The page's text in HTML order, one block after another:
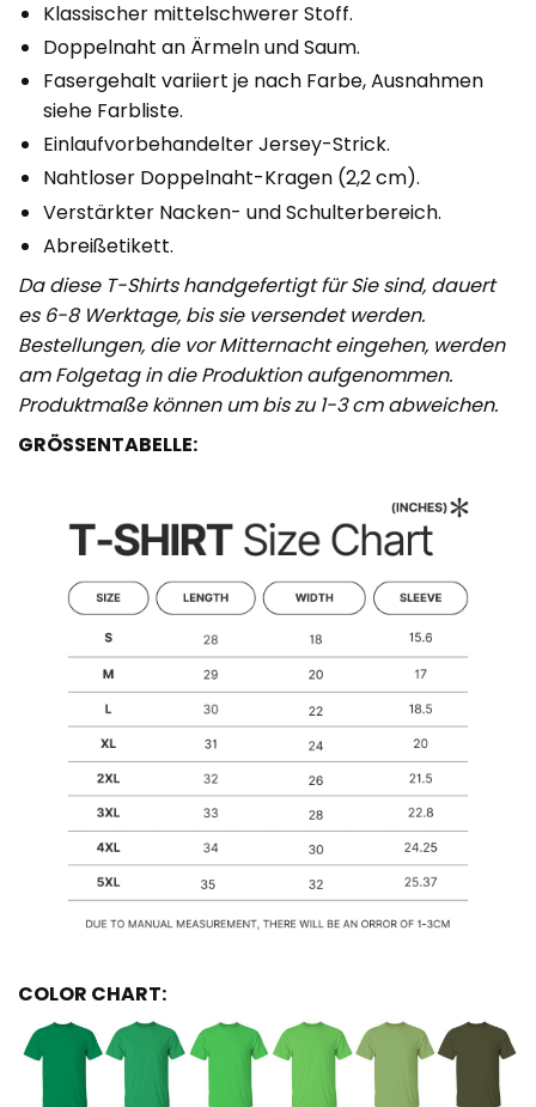
Klassischer mittelschwerer Stoff.
Doppelnaht an Ärmeln und Saum.
Fasergehalt variiert je nach Farbe, Ausnahmen
siehe Farbliste.
Einlaufvorbehandelter Jersey-Strick.
Nahtloser Doppelnaht-Kragen (2,2 cm).
Verstärkter Nacken- und Schulterbereich.
Abreißetikett.
Da diese T-Shirts handgefertigt für Sie sind, dauert
es 6-8 Werktage, bis sie versendet werden.
Bestellungen, die vor Mitternacht eingehen, werden
am Folgetag in die Produktion aufgenommen.
Produktmaße können um bis zu 1-3 cm abweichen.
GRÖSSENTABELLE:
COLOR CHART: